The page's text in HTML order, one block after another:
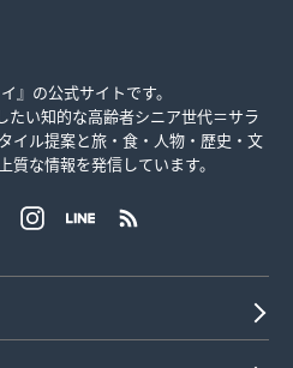
』の公式サイトです。
たい知的な高齢者シニア世代＝サラ
イル提案と旅・食・人物・歴史・文
な情報を発信しています。